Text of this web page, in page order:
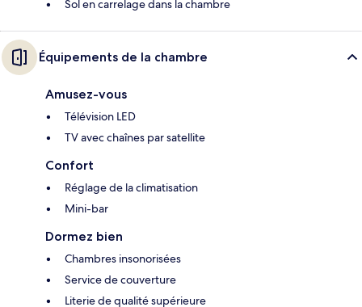
Sol en carrelage dans la chambre
Équipements de la chambre
Amusez-vous
Télévision LED
TV avec chaînes par satellite
Confort
Réglage de la climatisation
Mini-bar
Dormez bien
Chambres insonorisées
Service de couverture
Literie de qualité supérieure